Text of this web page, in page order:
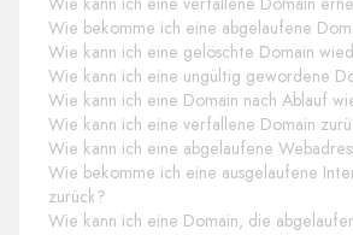
Wie bekomme ich eine abgelaufene
Wie kann ich eine gelöschte Domain
Wie kann ich eine ungültig gewordene
Wie kann ich eine Domain nach Ablauf
Wie kann ich eine verfallene Domain
Wie kann ich eine abgelaufene
Wie bekomme ich eine ausgelaufene
zurück?
Wie kann ich eine Domain, die